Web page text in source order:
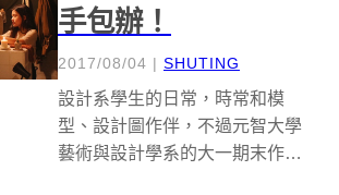
手包辦！
2017/08/04 | SHUTING
設計系學生的日常，時常和模
型、設計圖作伴，不過元智大學
藝術與設計學系的大一期末作業